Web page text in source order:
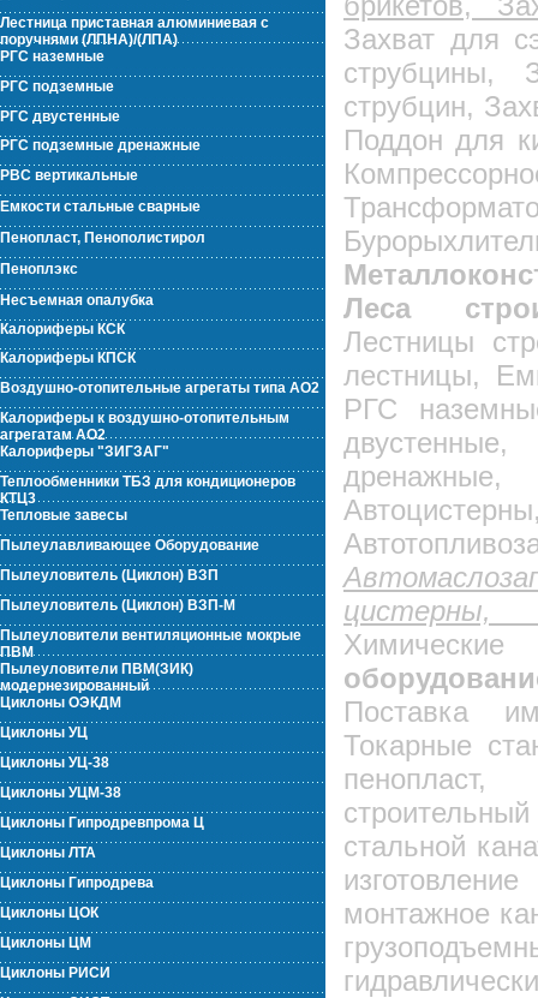
Лестница приставная алюминиевая с
поручнями (ЛПНА)/(ЛПА)
РГС наземные
РГС подземные
РГС двустенные
РГС подземные дренажные
РВС вертикальные
Емкости стальные сварные
Пенопласт, Пенополистирол
Пеноплэкс
Несъемная опалубка
Калориферы КСК
Калориферы КПСК
Воздушно-отопительные агрегаты типа АО2
Калориферы к воздушно-отопительным
агрегатам АО2
Калориферы "ЗИГЗАГ"
Теплообменники ТБЗ для кондиционеров
КТЦ3
Тепловые завесы
Пылеулавливающее Оборудование
Пылеуловитель (Циклон) ВЗП
Пылеуловитель (Циклон) ВЗП-М
Пылеуловители вентиляционные мокрые
ПВМ
Пылеуловители ПВМ(ЗИК)
модернезированный
Циклоны ОЭКДМ
Циклоны УЦ
Циклоны УЦ-38
Циклоны УЦМ-38
Циклоны Гипродревпрома Ц
Циклоны ЛТА
Циклоны Гипродрева
Циклоны ЦОК
Циклоны ЦМ
Циклоны РИСИ
Захват для
струбцины,
струбцин,
Поддон для
Леса
Лестницы
лестницы,
РГС
Поставка
Токарные
пенопласт,
стальной
монтажное